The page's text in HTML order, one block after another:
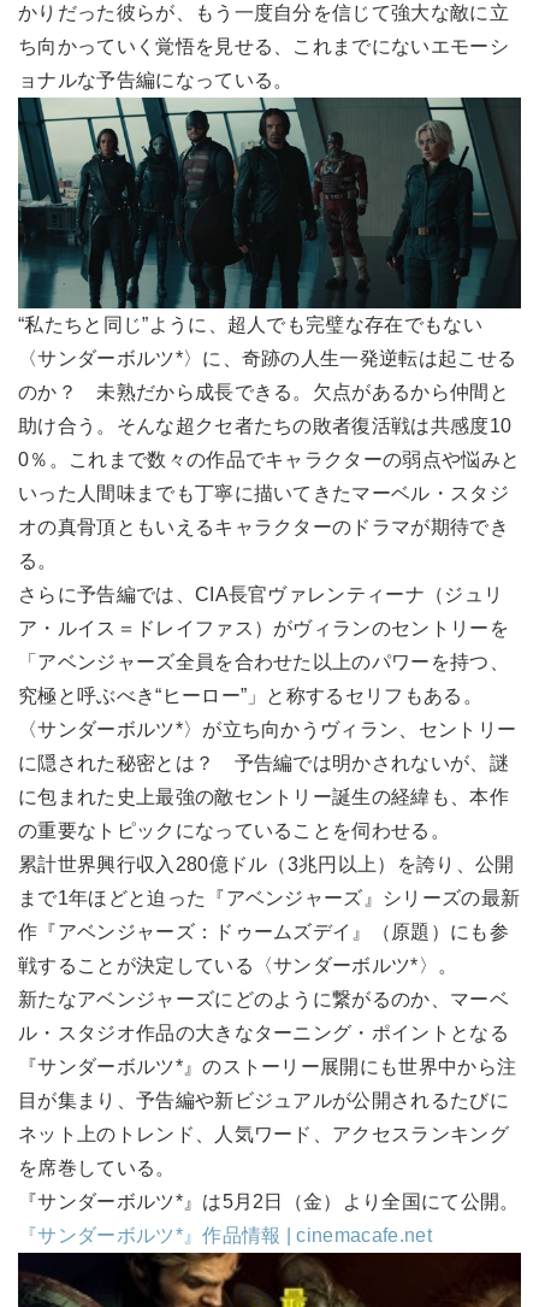
かりだった彼らが、もう一度自分を信じて強大な敵に立
ち向かっていく覚悟を見せる、これまでにないエモーシ
ョナルな予告編になっている。
“私たちと同じ”ように、超人でも完璧な存在でもない
〈サンダーボルツ*〉に、奇跡の人生一発逆転は起こせる
のか？ 未熟だから成長できる。欠点があるから仲間と
助け合う。そんな超クセ者たちの敗者復活戦は共感度10
0％。これまで数々の作品でキャラクターの弱点や悩みと
いった人間味までも丁寧に描いてきたマーベル・スタジ
オの真骨頂ともいえるキャラクターのドラマが期待でき
る。
さらに予告編では、CIA長官ヴァレンティーナ（ジュリ
ア・ルイス＝ドレイファス）がヴィランのセントリーを
「アベンジャーズ全員を合わせた以上のパワーを持つ、
究極と呼ぶべき“ヒーロー”」と称するセリフもある。
〈サンダーボルツ*〉が立ち向かうヴィラン、セントリー
に隠された秘密とは？ 予告編では明かされないが、謎
に包まれた史上最強の敵セントリー誕生の経緯も、本作
の重要なトピックになっていることを伺わせる。
累計世界興行収入280億ドル（3兆円以上）を誇り、公開
まで1年ほどと迫った『アベンジャーズ』シリーズの最新
作『アベンジャーズ：ドゥームズデイ』（原題）にも参
戦することが決定している〈サンダーボルツ*〉。
新たなアベンジャーズにどのように繋がるのか、マーベ
ル・スタジオ作品の大きなターニング・ポイントとなる
『サンダーボルツ*』のストーリー展開にも世界中から注
目が集まり、予告編や新ビジュアルが公開されるたびに
ネット上のトレンド、人気ワード、アクセスランキング
を席巻している。
『サンダーボルツ*』は5月2日（金）より全国にて公開。
『サンダーボルツ*』作品情報 | cinemacafe.net